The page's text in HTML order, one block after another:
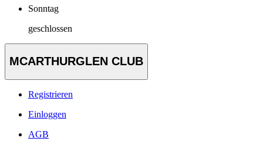
Sonntag
geschlossen
MCARTHURGLEN CLUB
Registrieren
Einloggen
AGB